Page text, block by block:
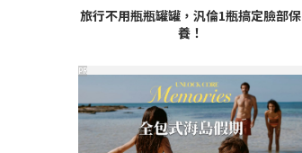
旅行不用瓶瓶罐罐，汎倫1瓶搞定臉部保
養！
PR